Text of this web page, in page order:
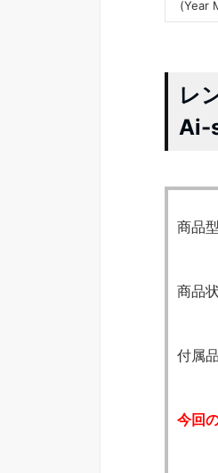
(Year
レ
Ai-
商品
商品
付属
今回